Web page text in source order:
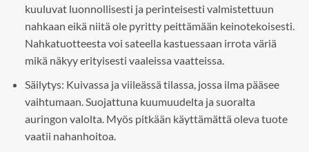
kuuluvat luonnollisesti ja perinteisesti valmistettuun
nahkaan eikä niitä ole pyritty peittämään keinotekoisesti.
Nahkatuotteesta voi sateella kastuessaan irrota väriä
mikä näkyy erityisesti vaaleissa vaatteissa.
Säilytys: Kuivassa ja viileässä tilassa, jossa ilma pääsee
vaihtumaan. Suojattuna kuumuudelta ja suoralta
auringon valolta. Myös pitkään käyttämättä oleva tuote
vaatii nahanhoitoa.